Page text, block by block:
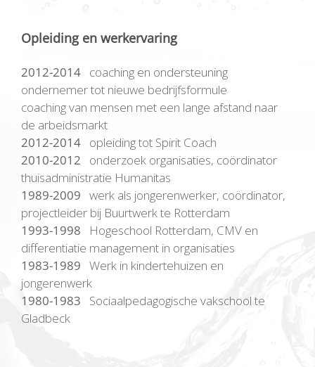
Opleiding en werkervaring
2012-2014 coaching en ondersteuning
ondernemer tot nieuwe bedrijfsformule
coaching van mensen met een lange afstand naar
de arbeidsmarkt
2012-2014 opleiding tot Spirit Coach
2010-2012 onderzoek organisaties, coördinator
thuisadministratie Humanitas
1989-2009 werk als jongerenwerker, coördinator,
projectleider bij Buurtwerk te Rotterdam
1993-1998 Hogeschool Rotterdam, CMV en
differentiatie management in organisaties
1983-1989 Werk in kindertehuizen en
jongerenwerk
1980-1983 Sociaalpedagogische vakschool te
Gladbeck